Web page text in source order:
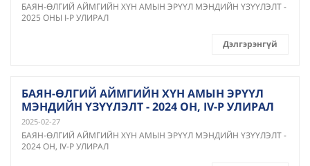
БАЯН-ӨЛГИЙ АЙМГИЙН ХҮН АМЫН ЭРҮҮЛ МЭНДИЙН ҮЗҮҮЛЭЛТ -
2025 ОНЫ I-Р УЛИРАЛ
Дэлгэрэнгүй
БАЯН-ӨЛГИЙ АЙМГИЙН ХҮН АМЫН ЭРҮҮЛ
МЭНДИЙН ҮЗҮҮЛЭЛТ - 2024 ОН, IV-Р УЛИРАЛ
2025-02-27
БАЯН-ӨЛГИЙ АЙМГИЙН ХҮН АМЫН ЭРҮҮЛ МЭНДИЙН ҮЗҮҮЛЭЛТ -
2024 ОН, IV-Р УЛИРАЛ